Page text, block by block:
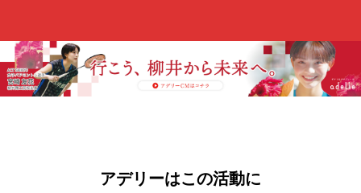
アデリーはこの活動に